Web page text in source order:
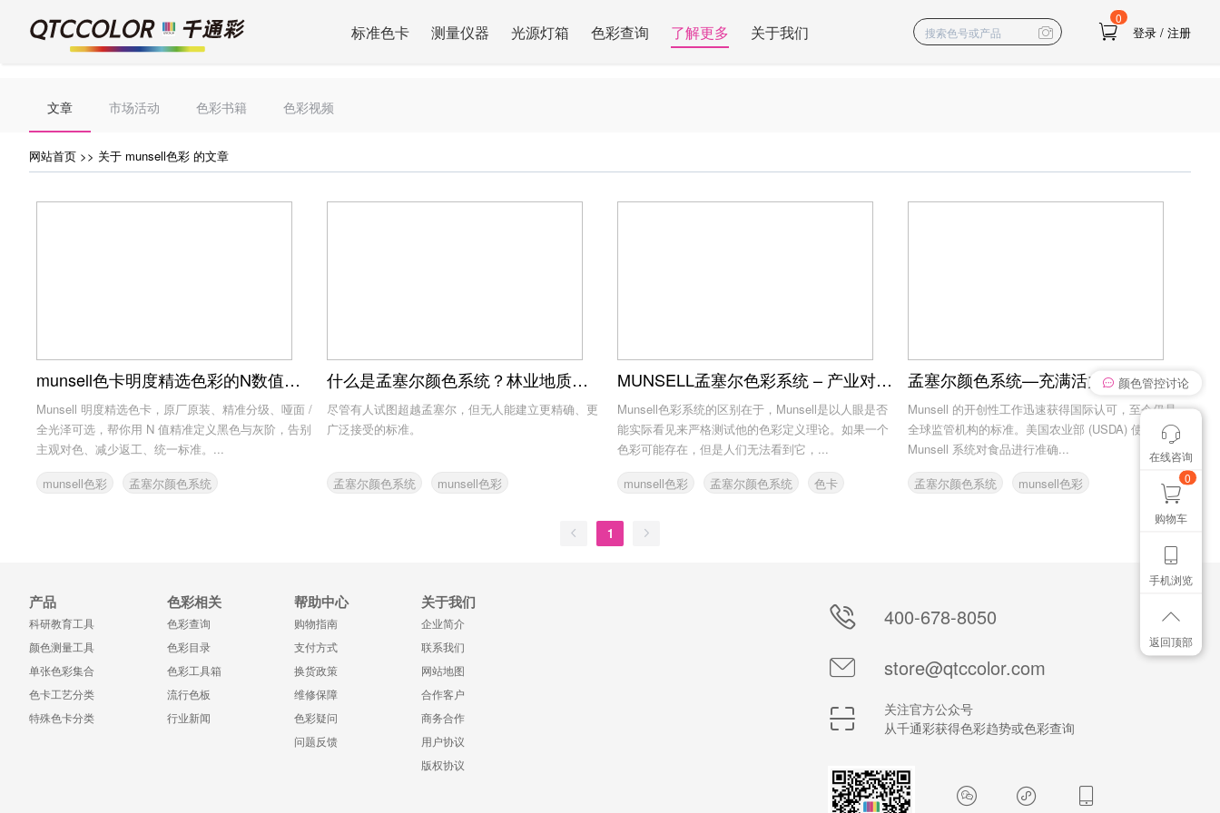
标准色卡 测量仪器 光源灯箱 色彩查询 了解更多 关于我们
0
登录 / 注册
文章 市场活动 色彩书籍 色彩视频
网站首页 >> 关于 munsell色彩 的文章
munsell色卡明度精选色彩的N数值与黑色值有何关联？
Munsell 明度精选色卡，原厂原装、精准分级、哑面 /
全光泽可选，帮你用 N 值精准定义黑色与灰阶，告别
主观对色、减少返工、统一标准。...
munsell色彩
孟塞尔颜色系统
什么是孟塞尔颜色系统？林业地质土壤考古科学该如何使用它
尽管有人试图超越孟塞尔，但无人能建立更精确、更
广泛接受的标准。
孟塞尔颜色系统 munsell色彩
MUNSELL孟塞尔色彩系统 – 产业对色、科学研究 + 政府领域用色卡
Munsell色彩系统的区别在于，Munsell是以人眼是否
能实际看见来严格测试他的色彩定义理论。如果一个
色彩可能存在，但是人们无法看到它，...
munsell色彩
孟塞尔颜色系统 色卡
孟塞尔颜色系统—充满活力的历史和持久的遗产
Munsell 的开创性工作迅速获得国际认可，至今仍是
全球监管机构的标准。美国农业部 (USDA) 使用
Munsell 系统对食品进行准确...
孟塞尔颜色系统
munsell色彩
1
产品
科研教育工具
颜色测量工具
单张色彩集合
色卡工艺分类
特殊色卡分类
色彩相关
色彩查询
色彩目录
色彩工具箱
流行色板
行业新闻
帮助中心
购物指南
支付方式
换货政策
维修保障
色彩疑问
问题反馈
关于我们
企业简介
联系我们
网站地图
合作客户
商务合作
用户协议
版权协议
400-678-8050
store@qtccolor.com
关注官方公众号
从千通彩获得色彩趋势或色彩查询
我有个想法
想找个色卡
颜色管控讨论
在线咨询
0
购物车
手机浏览
返回顶部